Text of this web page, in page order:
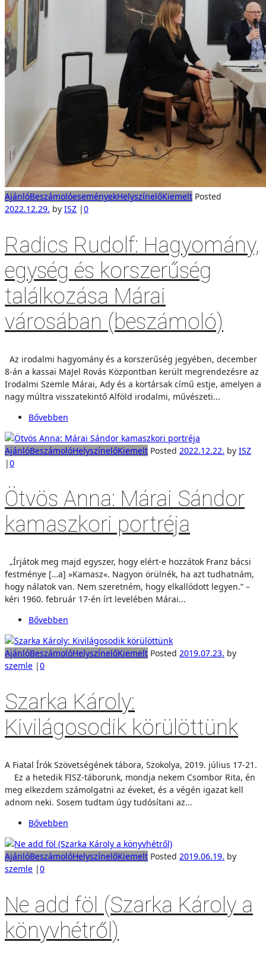
AjánlóBeszámolóeseményekHelyszínelőKiemelt Posted
2022.12.29. by ISZ |0
Radics Rudolf: Hagyomány,
egység és korszerűség
találkozása Márai
városában (beszámoló)
Az irodalmi hagyomány és a korszerűség jegyében, december
8-án a kassai MaJel Rovás Központban került megrendezésre az
Irodalmi Szemle Márai, Ady és a kortársak című estje, amelyen a
nagy múltra visszatekintő Alföld irodalmi, művészeti...
Bővebben
AjánlóBeszámolóHelyszínelőKiemelt Posted 2022.12.22. by ISZ
|0
Ötvös Anna: Márai Sándor
kamaszkori portréja
„Írjátok meg majd egyszer, hogy elért-e hozzátok Franz bácsi
festménye […a] »Kamasz«. Nagyon örülnék, ha azt tudhatnám,
hogy nálatok van. Nem szeretném, hogy elkallódott legyen.” –
kéri 1960. február 17-én írt levelében Márai...
Bővebben
AjánlóBeszámolóHelyszínelőKiemelt Posted 2019.07.23. by
szemle |0
Szarka Károly:
Kivilágosodik körülöttünk
A Fiatal Írók Szövetségének tábora, Szokolya, 2019. július 17-21.
Ez a hetedik FISZ-táborunk, mondja nekem Csombor Rita, én
meg elkezdem számolgatni az éveket, és a végén igazat kell
adnom neki. Sosem tudtam úgy tudósítani az...
Bővebben
AjánlóBeszámolóHelyszínelőKiemelt Posted 2019.06.19. by
szemle |0
Ne add föl (Szarka Károly a
könyvhétről)